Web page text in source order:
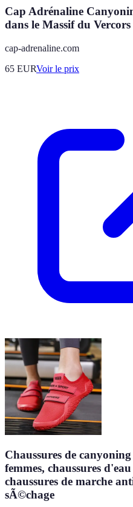
Cap Adrénaline
dans le Massif du
cap-adrenaline.com
65 EURVoir le prix
Chaussures de
femmes, chaussures
chaussures de marche
sÃ©chage